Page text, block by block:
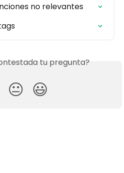
no relevantes
tu pregunta?
😐 😃